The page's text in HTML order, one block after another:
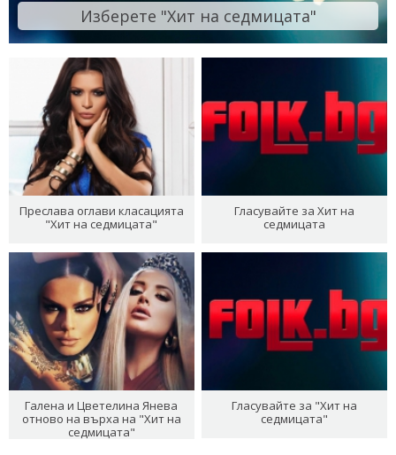
Изберете "Хит на седмицата"
Преслава оглави класацията
"Хит на седмицата"
Гласувайте за Хит на
седмицата
Галена и Цветелина Янева
отново на върха на "Хит на
седмицата"
Гласувайте за "Хит на
седмицата"